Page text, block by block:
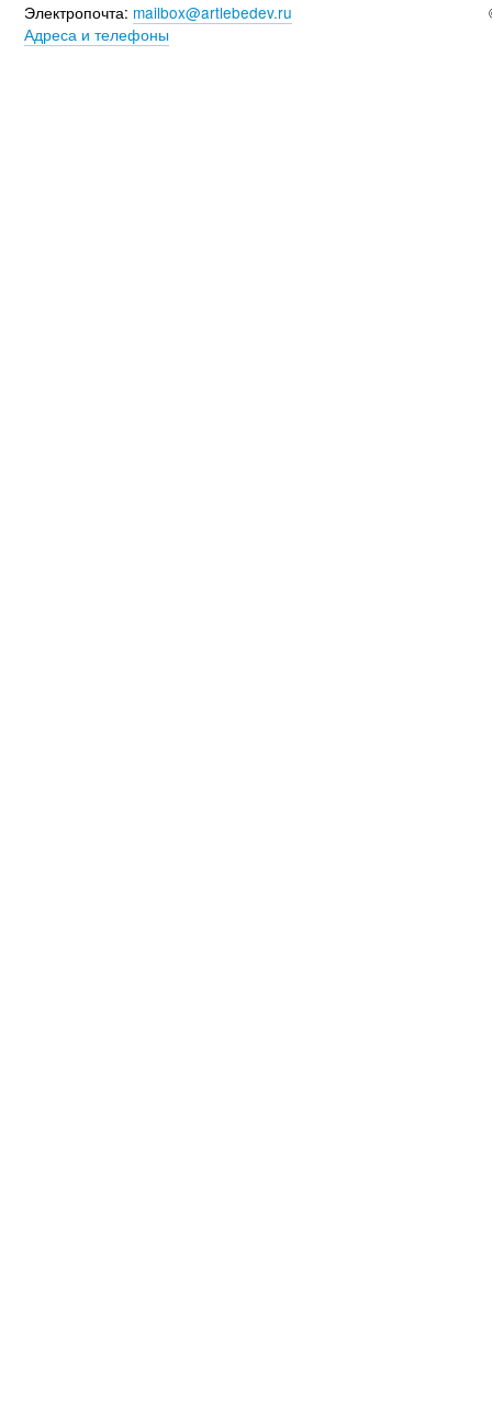
Электропочта: mailbox@artlebedev.ru
Адреса и телефоны